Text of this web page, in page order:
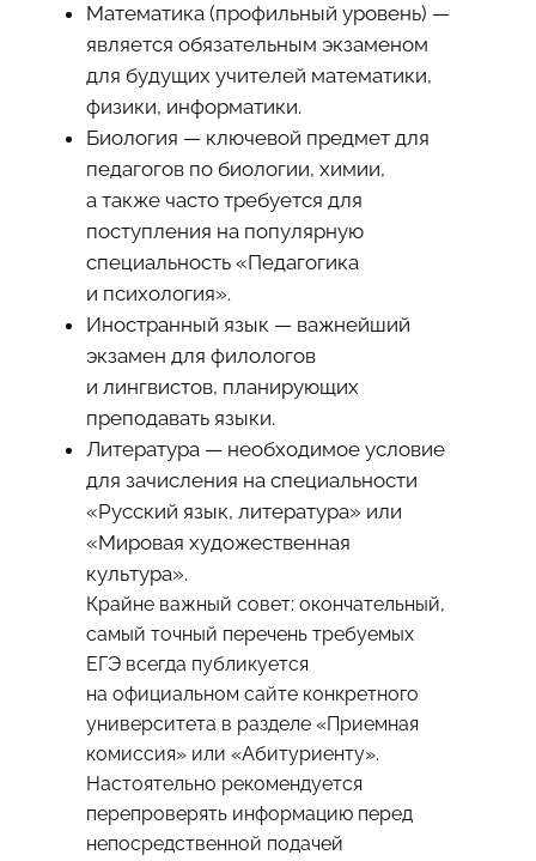
Математика (профильный уровень) —
является обязательным экзаменом
для будущих учителей математики,
физики, информатики.
Биология — ключевой предмет для
педагогов по биологии, химии,
а также часто требуется для
поступления на популярную
специальность «Педагогика
и психология».
Иностранный язык — важнейший
экзамен для филологов
и лингвистов, планирующих
преподавать языки.
Литература — необходимое условие
для зачисления на специальности
«Русский язык, литература» или
«Мировая художественная
культура».
Крайне важный совет: окончательный,
самый точный перечень требуемых
ЕГЭ всегда публикуется
на официальном сайте конкретного
университета в разделе «Приемная
комиссия» или «Абитуриенту».
Настоятельно рекомендуется
перепроверять информацию перед
непосредственной подачей